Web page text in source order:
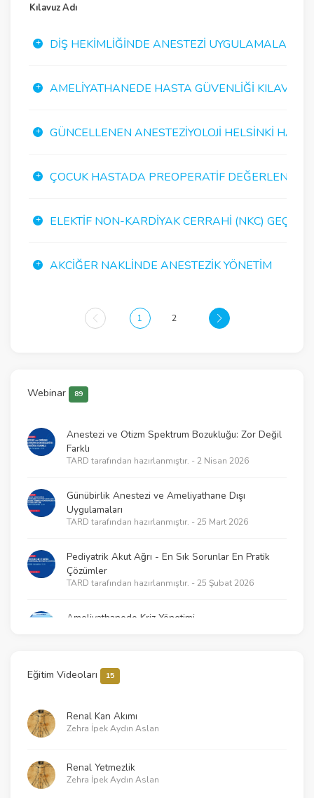
Kılavuz Adı
DIŞ HEKIMLIĞINDE ANESTEZI UYGULAMALARI
AMELIYATHANEDE HASTA GÜVENLIĞI KILAVUZU
GÜNCELLENEN ANESTEZIYOLOJI HELSINKI
ÇOCUK HASTADA PREOPERATIF
ELEKTIF NON-KARDIYAK CERRAHI (NKC)
AKCIĞER NAKLINDE ANESTEZIK YÖNETIM
1 2
Webinar 89
Anestezi ve Otizm Spektrum Bozukluğu: Zor Değil
Farklı
TARD tarafından hazırlanmıştır. - 2 Nisan 2026
Günübirlik Anestezi ve Ameliyathane Dışı
Uygulamaları
TARD tarafından hazırlanmıştır. - 25 Mart 2026
Pediyatrik Akut Ağrı - En Sık Sorunlar En Pratik
Çözümler
TARD tarafından hazırlanmıştır. - 25 Şubat 2026
Ameliyathanede Kriz Yönetimi
2025 KPR Kılavuzlarının getirdikleri – Neler
Klinik Araştırmalarda Temel İstatistik ve Çalışma
Eğitim Videoları 15
Renal Kan Akımı
Zehra İpek Aydın Aslan
Renal Yetmezlik
Zehra İpek Aydın Aslan